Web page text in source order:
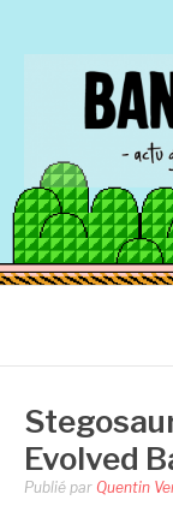
BAND
Actu Geek d'hier et
Evolved
Publié par Quentin